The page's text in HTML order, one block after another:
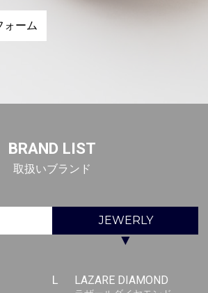
ォーム
BRAND LIST
取扱いブランド
JEWERLY
▼
L LAZARE DIAMOND